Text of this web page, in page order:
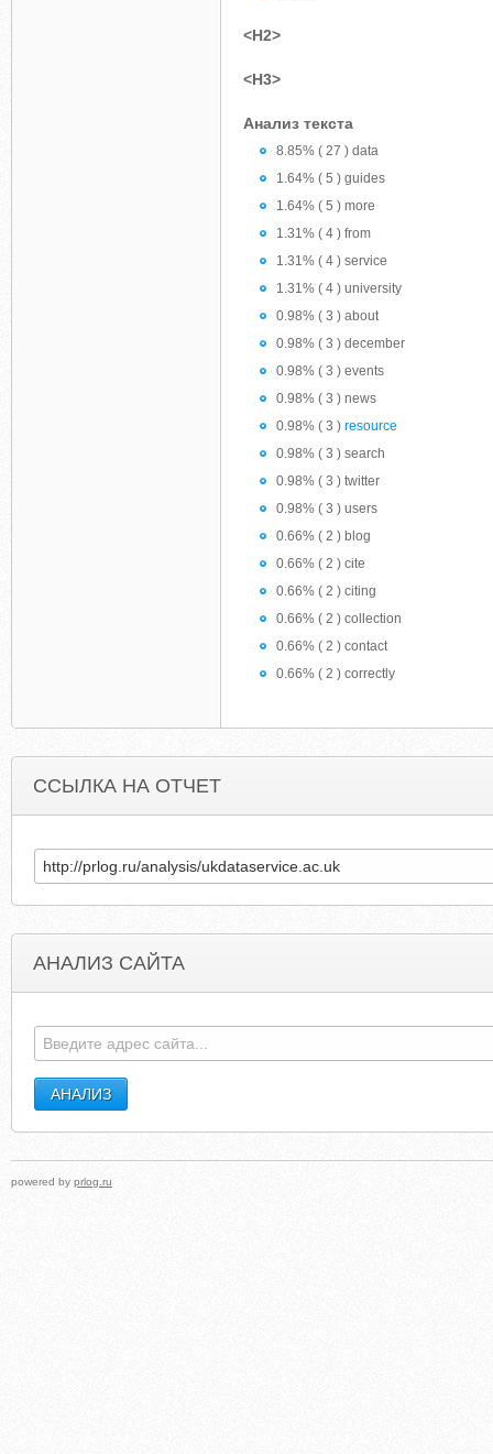
<H2>
<H3>
Анализ текста
8.85% ( 27 ) data
1.64% ( 5 ) guides
1.64% ( 5 ) more
1.31% ( 4 ) from
1.31% ( 4 ) service
1.31% ( 4 ) university
0.98% ( 3 ) about
0.98% ( 3 ) december
0.98% ( 3 ) events
0.98% ( 3 ) news
0.98% ( 3 ) resource
0.98% ( 3 ) search
0.98% ( 3 ) twitter
0.98% ( 3 ) users
0.66% ( 2 ) blog
0.66% ( 2 ) cite
0.66% ( 2 ) citing
0.66% ( 2 ) collection
0.66% ( 2 ) contact
0.66% ( 2 ) correctly
ССЫЛКА НА ОТЧЕТ
АНАЛИЗ САЙТА
powered by prlog.ru